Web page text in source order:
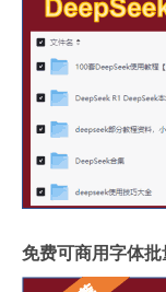
免费可商用字体